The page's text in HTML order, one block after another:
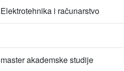
Elektrotehnika i računarstvo
master akademske studije